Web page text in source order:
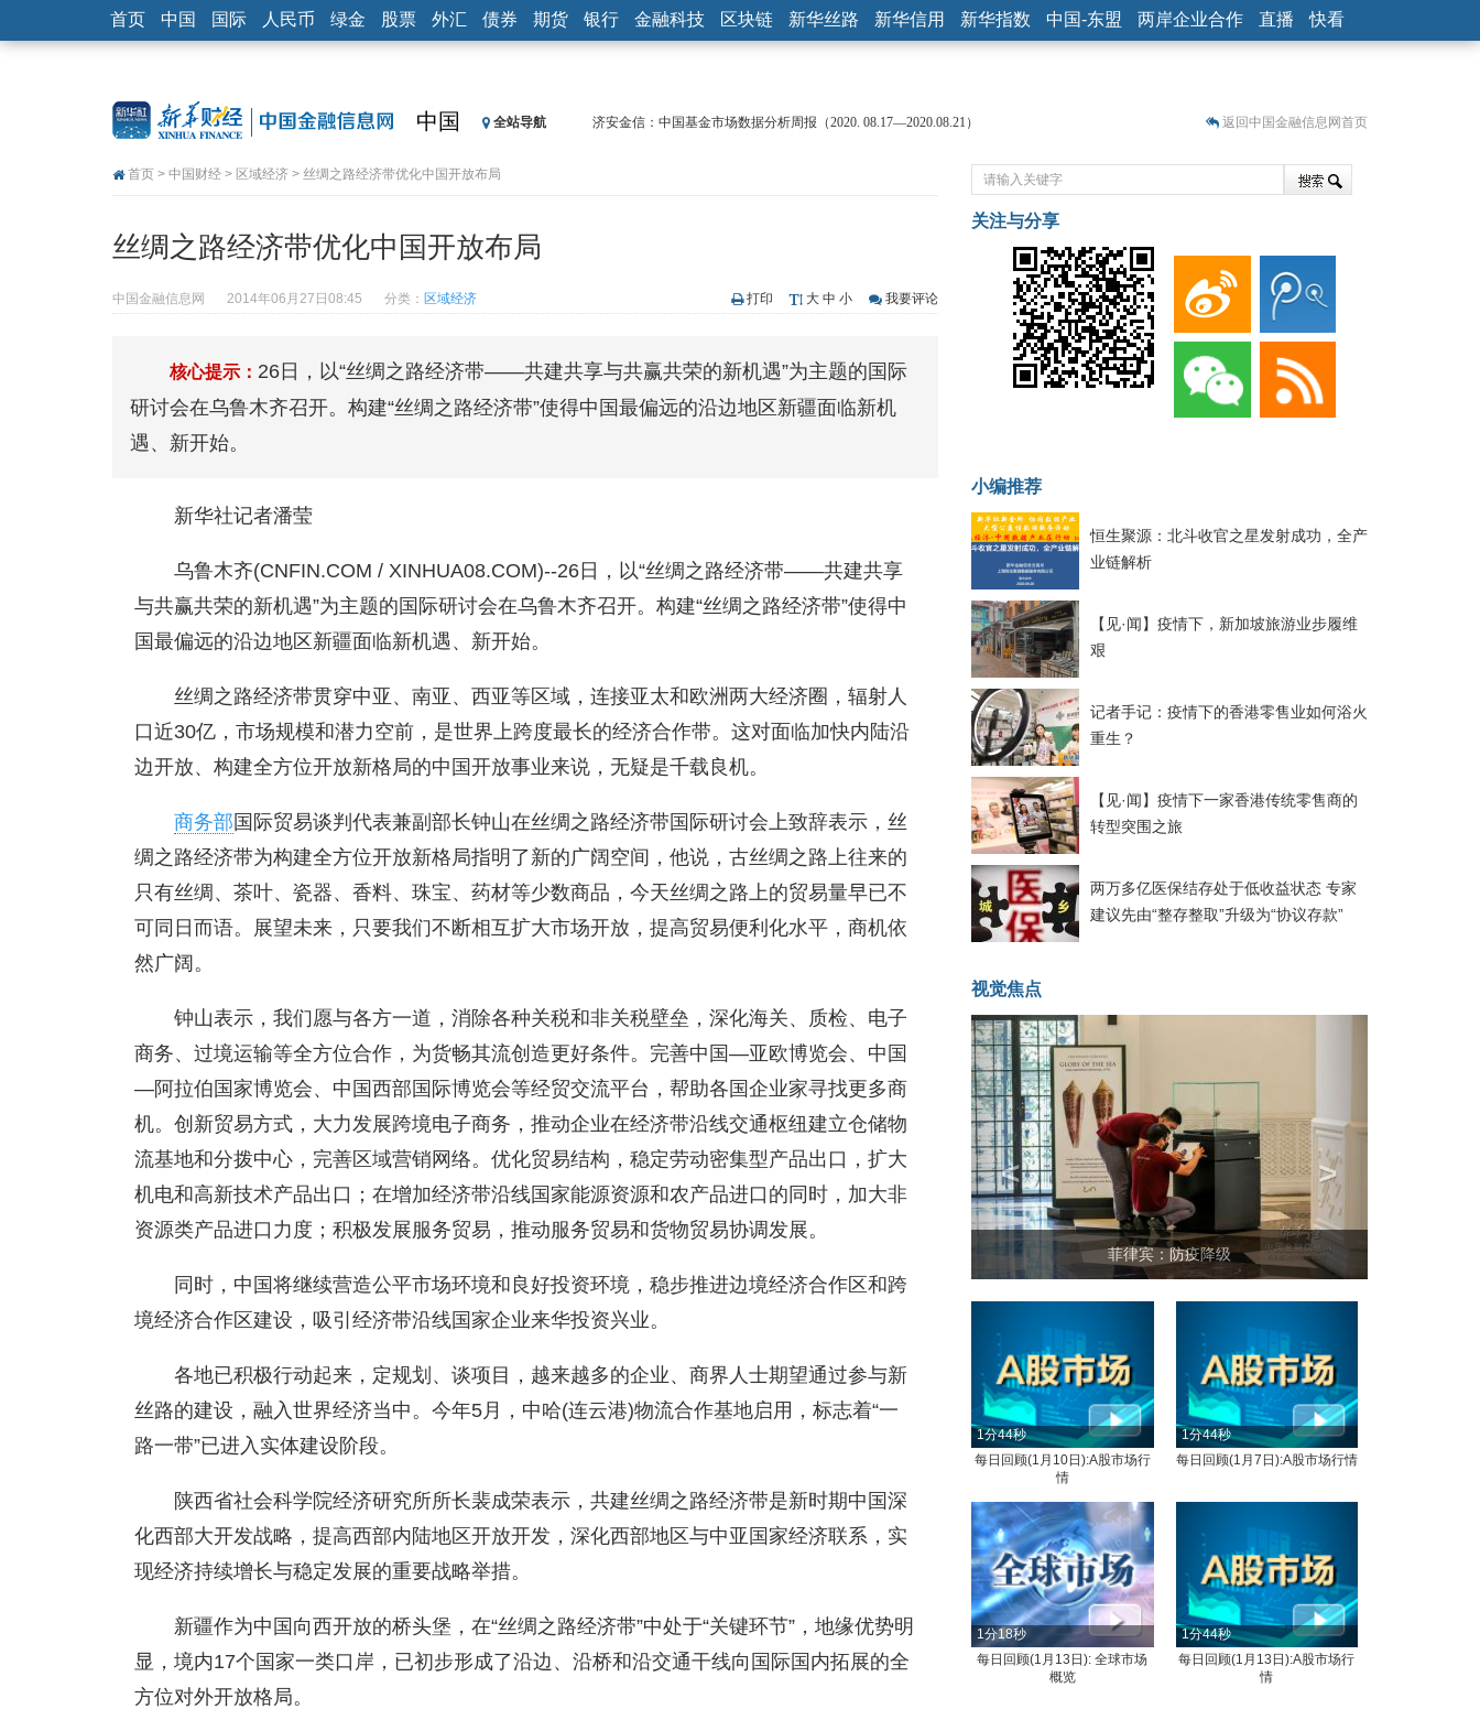
首页 中国 国际 人民币 绿金 股票 外汇 债券 期货 银行 金融科技 区块链 新华丝路 新华信用 新华指数 中国-东盟 两岸企业合作 直播 快看
中国 全站导航
济安金信：中国基金市场数据分析周报（2020. 08.17—2020.08.21）
央行公开市场净投放300亿元 短端资金利率明显下行
恒生聚源：北斗收官之星发射成功，全产业链解析
返回中国金融信息网首页
首页 > 中国财经 > 区域经济 > 丝绸之路经济带优化中国开放布局
丝绸之路经济带优化中国开放布局
中国金融信息网 2014年06月27日08:45 分类： 区域经济 打印 大 中 小 我要评论
核心提示： 26日，以“丝绸之路经济带——共建共享与共赢共荣的新机遇”为主题的国际
研讨会在乌鲁木齐召开。构建“丝绸之路经济带”使得中国最偏远的沿边地区新疆面临新机
遇、新开始。
新华社记者潘莹
乌鲁木齐(CNFIN.COM / XINHUA08.COM)--26日，以“丝绸之路经济带——共建共享
与共赢共荣的新机遇”为主题的国际研讨会在乌鲁木齐召开。构建“丝绸之路经济带”使得中
国最偏远的沿边地区新疆面临新机遇、新开始。
丝绸之路经济带贯穿中亚、南亚、西亚等区域，连接亚太和欧洲两大经济圈，辐射人
口近30亿，市场规模和潜力空前，是世界上跨度最长的经济合作带。这对面临加快内陆沿
边开放、构建全方位开放新格局的中国开放事业来说，无疑是千载良机。
商务部 国际贸易谈判代表兼副部长钟山在丝绸之路经济带国际研讨会上致辞表示，丝
绸之路经济带为构建全方位开放新格局指明了新的广阔空间，他说，古丝绸之路上往来的
只有丝绸、茶叶、瓷器、香料、珠宝、药材等少数商品，今天丝绸之路上的贸易量早已不
可同日而语。展望未来，只要我们不断相互扩大市场开放，提高贸易便利化水平，商机依
然广阔。
钟山表示，我们愿与各方一道，消除各种关税和非关税壁垒，深化海关、质检、电子
商务、过境运输等全方位合作，为货畅其流创造更好条件。完善中国—亚欧博览会、中国
—阿拉伯国家博览会、中国西部国际博览会等经贸交流平台，帮助各国企业家寻找更多商
机。创新贸易方式，大力发展跨境电子商务，推动企业在经济带沿线交通枢纽建立仓储物
流基地和分拨中心，完善区域营销网络。优化贸易结构，稳定劳动密集型产品出口，扩大
机电和高新技术产品出口；在增加经济带沿线国家能源资源和农产品进口的同时，加大非
资源类产品进口力度；积极发展服务贸易，推动服务贸易和货物贸易协调发展。
同时，中国将继续营造公平市场环境和良好投资环境，稳步推进边境经济合作区和跨
境经济合作区建设，吸引经济带沿线国家企业来华投资兴业。
各地已积极行动起来，定规划、谈项目，越来越多的企业、商界人士期望通过参与新
丝路的建设，融入世界经济当中。今年5月，中哈(连云港)物流合作基地启用，标志着“一
路一带”已进入实体建设阶段。
陕西省社会科学院经济研究所所长裴成荣表示，共建丝绸之路经济带是新时期中国深
化西部大开发战略，提高西部内陆地区开放开发，深化西部地区与中亚国家经济联系，实
现经济持续增长与稳定发展的重要战略举措。
新疆作为中国向西开放的桥头堡，在“丝绸之路经济带”中处于“关键环节”，地缘优势明
显，境内17个国家一类口岸，已初步形成了沿边、沿桥和沿交通干线向国际国内拓展的全
方位对外开放格局。
关注与分享
小编推荐
恒生聚源：北斗收官之星发射成功，全产
业链解析
【见·闻】疫情下，新加坡旅游业步履维
艰
记者手记：疫情下的香港零售业如何浴火
重生？
【见·闻】疫情下一家香港传统零售商的
转型突围之旅
两万多亿医保结存处于低收益状态 专家
建议先由“整存整取”升级为“协议存款”
视觉焦点
菲律宾：防疫降级
< >
1分44秒
每日回顾(1月10日):A股市场行
情
1分44秒
每日回顾(1月7日):A股市场行情
1分18秒
每日回顾(1月13日): 全球市场
概览
1分44秒
每日回顾(1月13日):A股市场行
情